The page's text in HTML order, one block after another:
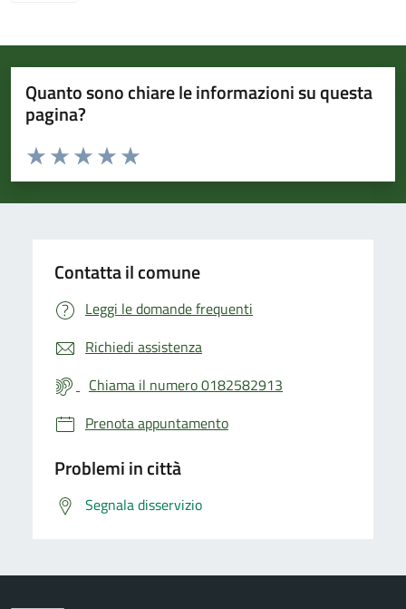
Quanto sono chiare le informazioni su questa
pagina?
Valuta da 1 a 5 stelle la pagina
Valuta 5 stelle su 5
Valuta 4 stelle su 5
Valuta 3 stelle su 5
Valuta 2 stelle su 5
Valuta 1 stelle su 5
Contatta il comune
Leggi le domande frequenti
Richiedi assistenza
Chiama il numero 0182582913
Prenota appuntamento
Problemi in città
Segnala disservizio